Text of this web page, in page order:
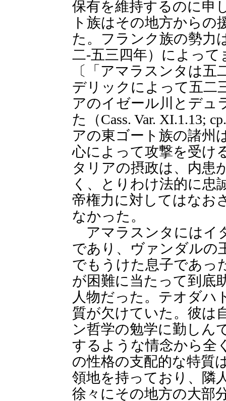
保有を維持するのに申
ト族はその地方から
た。フランク族の勢力
二-五三四年）によっ
〔「アマラスンタは
デリックによって五二
アのイゼール川とデュ
た（Cass. Var. XI.1.13;
アの東ゴート族の諸州
心によって攻撃を受け
タリアの摂政は、内患
く、とりわけ法的に忠
帝権力に対してはなお
なかった。
アマラスンタにはイ
であり、ヴァンダルの
でもうけた息子であっ
が困難に当たって到底
人物だった。テオダハ
質が欠けていた。彼は
ン哲学の勉学に勤しん
するような情念から全
の性格の支配的な特質
領地を持っており、隣
徐々にその地方の大部